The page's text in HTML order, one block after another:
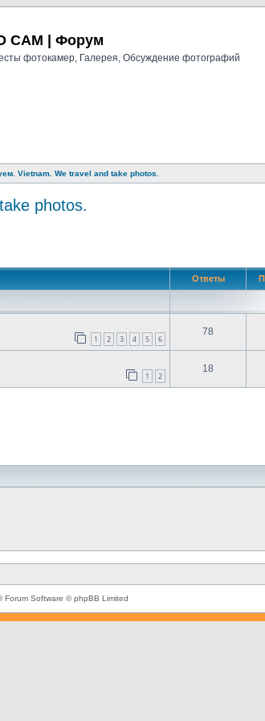
CAM | Форум
фотокамер, Галерея, Обсуждение фотографий
Vietnam. We travel and take photos.
photos.
Ответы
1 2 3 4 5 6
78
1 2
18
Forum Software © phpBB Limited